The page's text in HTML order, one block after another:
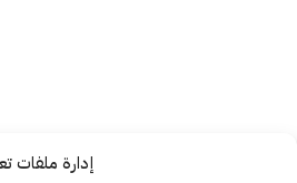
إدارة ملفات تعريف الارتباط